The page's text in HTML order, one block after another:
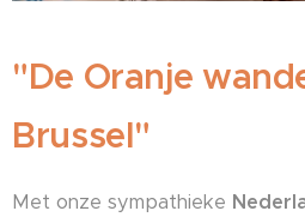
"De Oranje
Brussel"
Met onze sympathieke